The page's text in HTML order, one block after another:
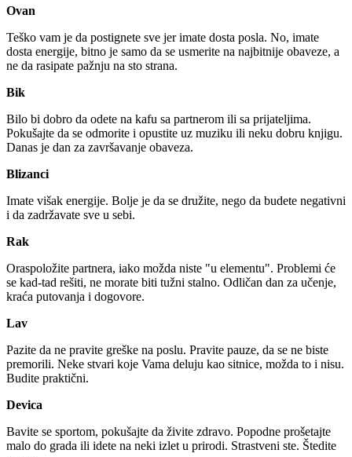
Ovan
Teško vam je da postignete sve jer imate dosta posla. No, imate
dosta energije, bitno je samo da se usmerite na najbitnije obaveze, a
ne da rasipate pažnju na sto strana.
Bik
Bilo bi dobro da odete na kafu sa partnerom ili sa prijateljima.
Pokušajte da se odmorite i opustite uz muziku ili neku dobru knjigu.
Danas je dan za završavanje obaveza.
Blizanci
Imate višak energije. Bolje je da se družite, nego da budete negativni
i da zadržavate sve u sebi.
Rak
Oraspoložite partnera, iako možda niste "u elementu". Problemi će
se kad-tad rešiti, ne morate biti tužni stalno. Odličan dan za učenje,
kraća putovanja i dogovore.
Lav
Pazite da ne pravite greške na poslu. Pravite pauze, da se ne biste
premorili. Neke stvari koje Vama deluju kao sitnice, možda to i nisu.
Budite praktični.
Devica
Bavite se sportom, pokušajte da živite zdravo. Popodne prošetajte
malo do grada ili idete na neki izlet u prirodi. Strastveni ste. Štedite